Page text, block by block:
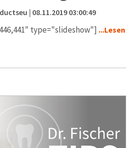
| 08.11.2019 03:00:49
type="slideshow"] ...Lesen